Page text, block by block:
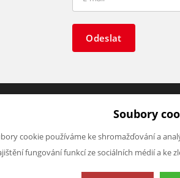
Odeslat
O nás
Kontakty
Soubory
cookie používáme ke shromažďování a
fungování funkcí ze sociálních médií a ke